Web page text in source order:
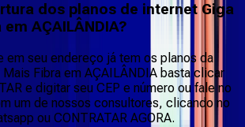
dos planos de internet Giga
AÇAILÂNDIA?
em seu endereço já tem os planos da
Mais Fibra em AÇAILÂNDIA basta clicar
e digitar seu CEP e número ou fale no
um de nossos consultores, clicando no
ou CONTRATAR AGORA.